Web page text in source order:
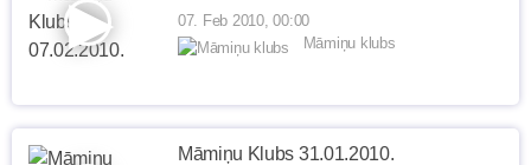
07. Feb 2010, 00:00
Māmiņu klubs
Māmiņu Klubs 31.01.2010.